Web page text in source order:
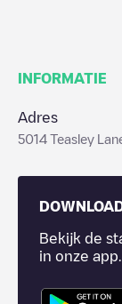
INFORMATIE
Adres
5014 Teasley
Bekijk de
in onze app.